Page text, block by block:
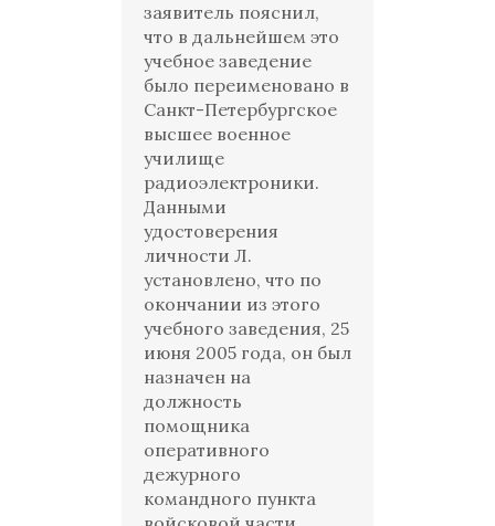
заявитель пояснил,
что в дальнейшем это
учебное заведение
было переименовано в
Санкт-Петербургское
высшее военное
училище
радиоэлектроники.
Данными
удостоверения
личности Л.
установлено, что по
окончании из этого
учебного заведения, 25
июня 2005 года, он был
назначен на
должность
помощника
оперативного
дежурного
командного пункта